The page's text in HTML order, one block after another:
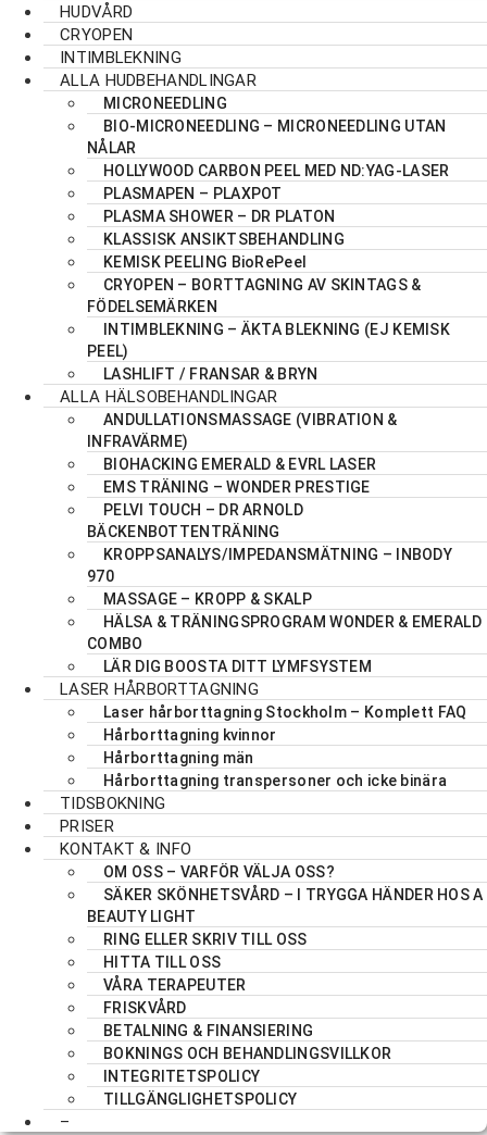
HUDVÅRD
CRYOPEN
INTIMBLEKNING
ALLA HUDBEHANDLINGAR
MICRONEEDLING
BIO-MICRONEEDLING – MICRONEEDLING UTAN
NÅLAR
HOLLYWOOD CARBON PEEL MED ND:YAG-LASER
PLASMAPEN – PLAXPOT
PLASMA SHOWER – DR PLATON
KLASSISK ANSIKTSBEHANDLING
KEMISK PEELING BioRePeel
CRYOPEN – BORTTAGNING AV SKINTAGS &
FÖDELSEMÄRKEN
INTIMBLEKNING – ÄKTA BLEKNING (EJ KEMISK
PEEL)
LASHLIFT / FRANSAR & BRYN
ALLA HÄLSOBEHANDLINGAR
ANDULLATIONSMASSAGE (VIBRATION &
INFRAVÄRME)
BIOHACKING EMERALD & EVRL LASER
EMS TRÄNING – WONDER PRESTIGE
PELVI TOUCH – DR ARNOLD
BÄCKENBOTTENTRÄNING
KROPPSANALYS/IMPEDANSMÄTNING – INBODY
970
MASSAGE – KROPP & SKALP
HÄLSA & TRÄNINGSPROGRAM WONDER & EMERALD
COMBO
LÄR DIG BOOSTA DITT LYMFSYSTEM
LASER HÅRBORTTAGNING
Laser hårborttagning Stockholm – Komplett FAQ
Hårborttagning kvinnor
Hårborttagning män
Hårborttagning transpersoner och icke binära
TIDSBOKNING
PRISER
KONTAKT & INFO
OM OSS – VARFÖR VÄLJA OSS?
SÄKER SKÖNHETSVÅRD – I TRYGGA HÄNDER HOS A
BEAUTY LIGHT
RING ELLER SKRIV TILL OSS
HITTA TILL OSS
VÅRA TERAPEUTER
FRISKVÅRD
BETALNING & FINANSIERING
BOKNINGS OCH BEHANDLINGSVILLKOR
INTEGRITETSPOLICY
TILLGÄNGLIGHETSPOLICY
–